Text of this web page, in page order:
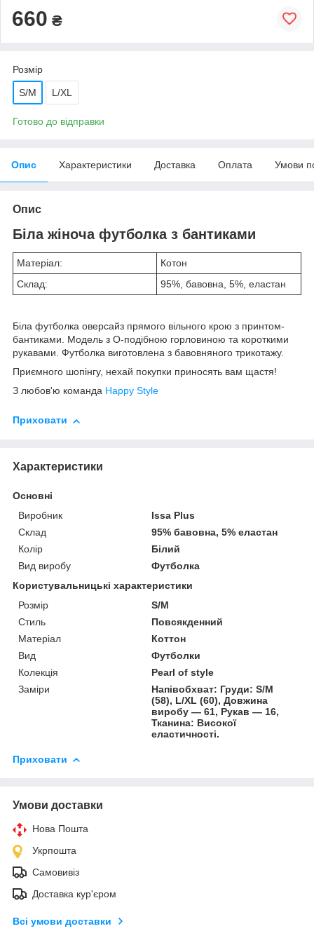
660 ₴
Розмір
S/M L/XL
Готово до відправки
Опис Характеристики Доставка Оплата Умови
Опис
Біла жіноча футболка з бантиками
Матеріал:
Котон
Склад:
95%, бавовна, 5%, еластан
Біла футболка оверсайз прямого вільного крою з принтом-
бантиками. Модель з О-подібною горловиною та короткими
рукавами. Футболка виготовлена з бавовняного трикотажу.
Приємного шопінгу, нехай покупки приносять вам щастя!
З любов'ю команда Happy Style
Приховати
Характеристики
Основні
Виробник
Issa Plus
Склад
95% бавовна, 5% еластан
Колір
Білий
Вид виробу
Футболка
Користувальницькі характеристики
Розмір
S/M
Стиль
Повсякденний
Матеріал
Коттон
Вид
Футболки
Колекція
Pearl of style
Заміри
Напівобхват: Груди: S/M
(58), L/XL (60), Довжина
виробу — 61, Рукав — 16,
Тканина: Високої
еластичності.
Приховати
Умови доставки
Нова Пошта
Укрпошта
Самовивіз
Доставка кур'єром
Всі умови доставки